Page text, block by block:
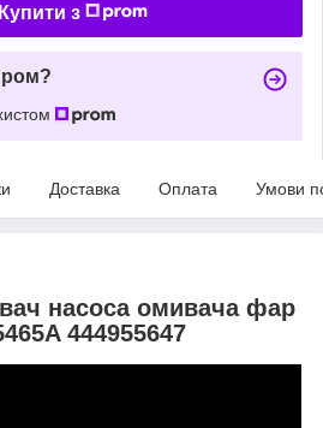
Купити з
Доставка Оплата Умови
насоса омивача фар
444955647